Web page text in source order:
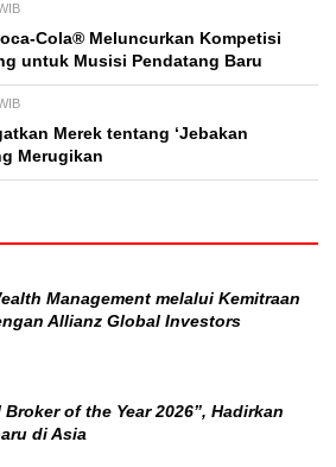
Cola® Meluncurkan Kompetisi
untuk Musisi Pendatang Baru
Merek tentang ‘Jebakan
Merugikan
Management melalui Kemitraan
Allianz Global Investors
of the Year 2026”, Hadirkan
di Asia